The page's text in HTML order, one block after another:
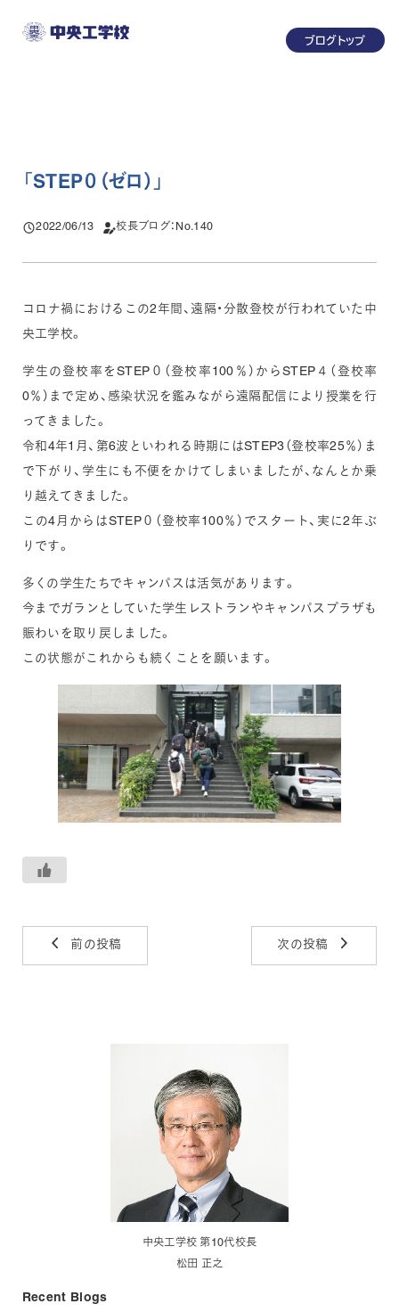
ブログトップ
「 STEP０（ゼロ） 」
投稿日
2022/06/13 校長ブログ：No.140
コロナ禍におけるこの2年間、遠隔・分散登校が行われていた中
央工学校。
学生の登校率をSTEP０（登校率100％）からSTEP４（登校率
0％）まで定め、感染状況を鑑みながら遠隔配信により授業を行
ってきました。
令和4年1月、第6波といわれる時期にはSTEP3（登校率25％）ま
で下がり、学生にも不便をかけてしまいましたが、なんとか乗
り越えてきました。
この4月からはSTEP０（登校率100％）でスタート、実に2年ぶ
りです。
多くの学生たちでキャンパスは活気があります。
今までガランとしていた学生レストランやキャンパスプラザも
賑わいを取り戻しました。
この状態がこれからも続くことを願います。
前の投稿 次の投稿
中央工学校 第10代校長
松田 正之
Recent Blogs